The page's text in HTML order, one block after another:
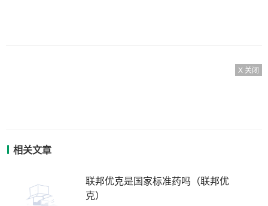
X 关闭
相关文章
联邦优克是国家标准药吗（联邦优
克）